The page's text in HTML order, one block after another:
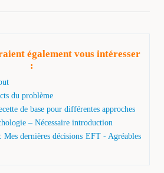
également vous intéresser
:
du problème
de base pour différentes approches
– Nécessaire introduction
dernières décisions EFT - Agréables